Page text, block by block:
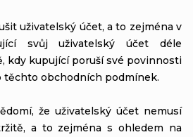
uživatelský účet, a to zejména v
svůj uživatelský účet déle
kdy kupující poruší své povinnosti
těchto obchodních podmínek.
že uživatelský účet nemusí
a to zejména s ohledem na